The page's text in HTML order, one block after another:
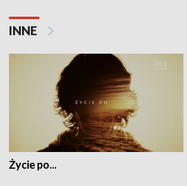
INNE
Życie po...